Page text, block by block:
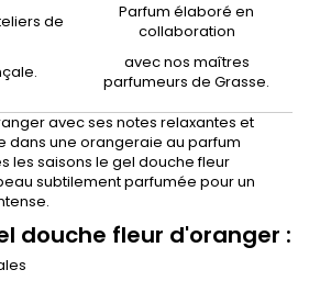
de
Parfum élaboré en
collaboration
avec nos maîtres
parfumeurs de Grasse.
avec ses notes relaxantes et
dans une orangeraie au parfum
les saisons le gel douche fleur
subtilement parfumée pour un
douche fleur d'oranger :